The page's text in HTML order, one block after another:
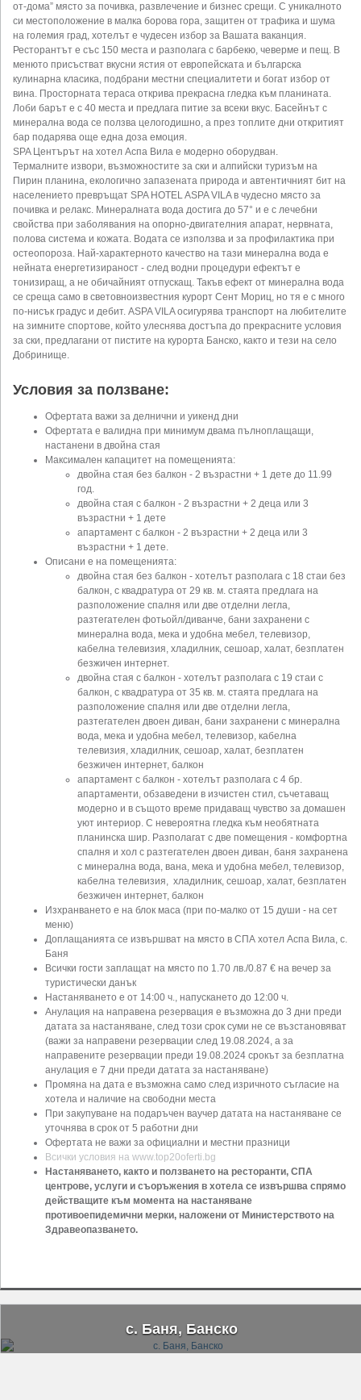
от-дома” място за почивка, развлечение и бизнес срещи. С уникалното
си местоположение в малка борова гора, защитен от трафика и шума
на големия град, хотелът е чудесен избор за Вашата ваканция.
Ресторантът е със 150 места и разполага с барбекю, чеверме и пещ. В
менюто присъстват вкусни ястия от европейската и българска
кулинарна класика, подбрани местни специалитети и богат избор от
вина. Просторната тераса открива прекрасна гледка към планината.
Лоби барът е с 40 места и предлага питие за всеки вкус. Басейнът с
минерална вода се ползва целогодишно, а през топлите дни откритият
бар подарява още една доза емоция.
SPA Центърът на хотел Аспа Вила е модерно оборудван.
Термалните извори, възможностите за ски и алпийски туризъм на
Пирин планина, екологично запазената природа и автентичният бит на
населението превръщат SPA HOTEL ASPA VILA в чудесно място за
почивка и релакс. Минералната вода достига до 57° и е с лечебни
свойства при заболявания на опорно-двигателния апарат, нервната,
полова система и кожата. Водата се използва и за профилактика при
остеопороза. Най-характерното качество на тази минерална вода е
нейната енергетизираност - след водни процедури ефектът е
тонизиращ, а не обичайният отпускащ. Такъв ефект от минерална вода
се среща само в световноизвестния курорт Сент Мориц, но тя е с много
по-нисък градус и дебит. ASPA VILA осигурява транспорт на любителите
на зимните спортове, който улеснява достъпа до прекрасните условия
за ски, предлагани от пистите на курорта Банско, както и тези на село
Добринище.
Условия за ползване:
Офертата важи за делнични и уикенд дни
Офертата е валидна при минимум двама пълноплащащи,
настанени в двойна стая
Максимален капацитет на помещенията:
двойна стая без балкон - 2 възрастни + 1 дете до 11.99
год.
двойна стая с балкон - 2 възрастни + 2 деца или 3
възрастни + 1 дете
апартамент с балкон - 2 възрастни + 2 деца или 3
възрастни + 1 дете.
Описани е на помещенията:
двойна стая без балкон - хотелът разполага с 18 стаи без
балкон, с квадратура от 29 кв. м. стаята предлага на
разположение спалня или две отделни легла,
разтегателен фотьойл/диванче, бани захранени с
минерална вода, мека и удобна мебел, телевизор,
кабелна телевизия, хладилник, сешоар, халат, безплатен
безжичен интернет.
двойна стая с балкон - хотелът разполага с 19 стаи с
балкон, с квадратура от 35 кв. м. стаята предлага на
разположение спалня или две отделни легла,
разтегателен двоен диван, бани захранени с минерална
вода, мека и удобна мебел, телевизор, кабелна
телевизия, хладилник, сешоар, халат, безплатен
безжичен интернет, балкон
апартамент с балкон - хотелът разполага с 4 бр.
апартаменти, обзаведени в изчистен стил, съчетаващ
модерно и в същото време придаващ чувство за домашен
уют интериор. С невероятна гледка към необятната
планинска шир. Разполагат с две помещения - комфортна
спалня и хол с разтегателен двоен диван, баня захранена
с минерална вода, вана, мека и удобна мебел, телевизор,
кабелна телевизия, хладилник, сешоар, халат, безплатен
безжичен интернет, балкон
Изхранването е на блок маса (при по-малко от 15 души - на сет
меню)
Доплащанията се извършват на място в СПА хотел Аспа Вила, с.
Баня
Всички гости заплащат на място по 1.70 лв./0.87 € на вечер за
туристически данък
Настаняването е от 14:00 ч., напускането до 12:00 ч.
Анулация на направена резервация е възможна до 3 дни преди
датата за настаняване, след този срок суми не се възстановяват
(важи за направени резервации след 19.08.2024, а за
направените резервации преди 19.08.2024 срокът за безплатна
анулация е 7 дни преди датата за настаняване)
Промяна на дата е възможна само след изричното съгласие на
хотела и наличие на свободни места
При закупуване на подаръчен ваучер датата на настаняване се
уточнява в срок от 5 работни дни
Офертата не важи за официални и местни празници
Всички условия на www.top20oferti.bg
Настаняването, както и ползването на ресторанти, СПА
центрове, услуги и съоръжения в хотела се извършва спрямо
действащите към момента на настаняване
противоепидемични мерки, наложени от Министерството на
Здравеопазването.
с. Баня, Банско